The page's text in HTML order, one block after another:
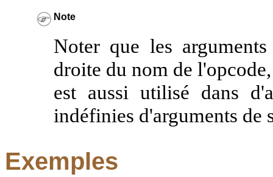
Note
Noter que les
droite du nom de
est aussi utilisé dans
indéfinies d'arguments de
Exemples